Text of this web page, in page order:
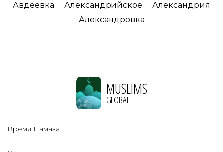
Авдеевка Александрийское
Александрия
Александровка
MUSLIMS
GLOBAL
Время Намаза